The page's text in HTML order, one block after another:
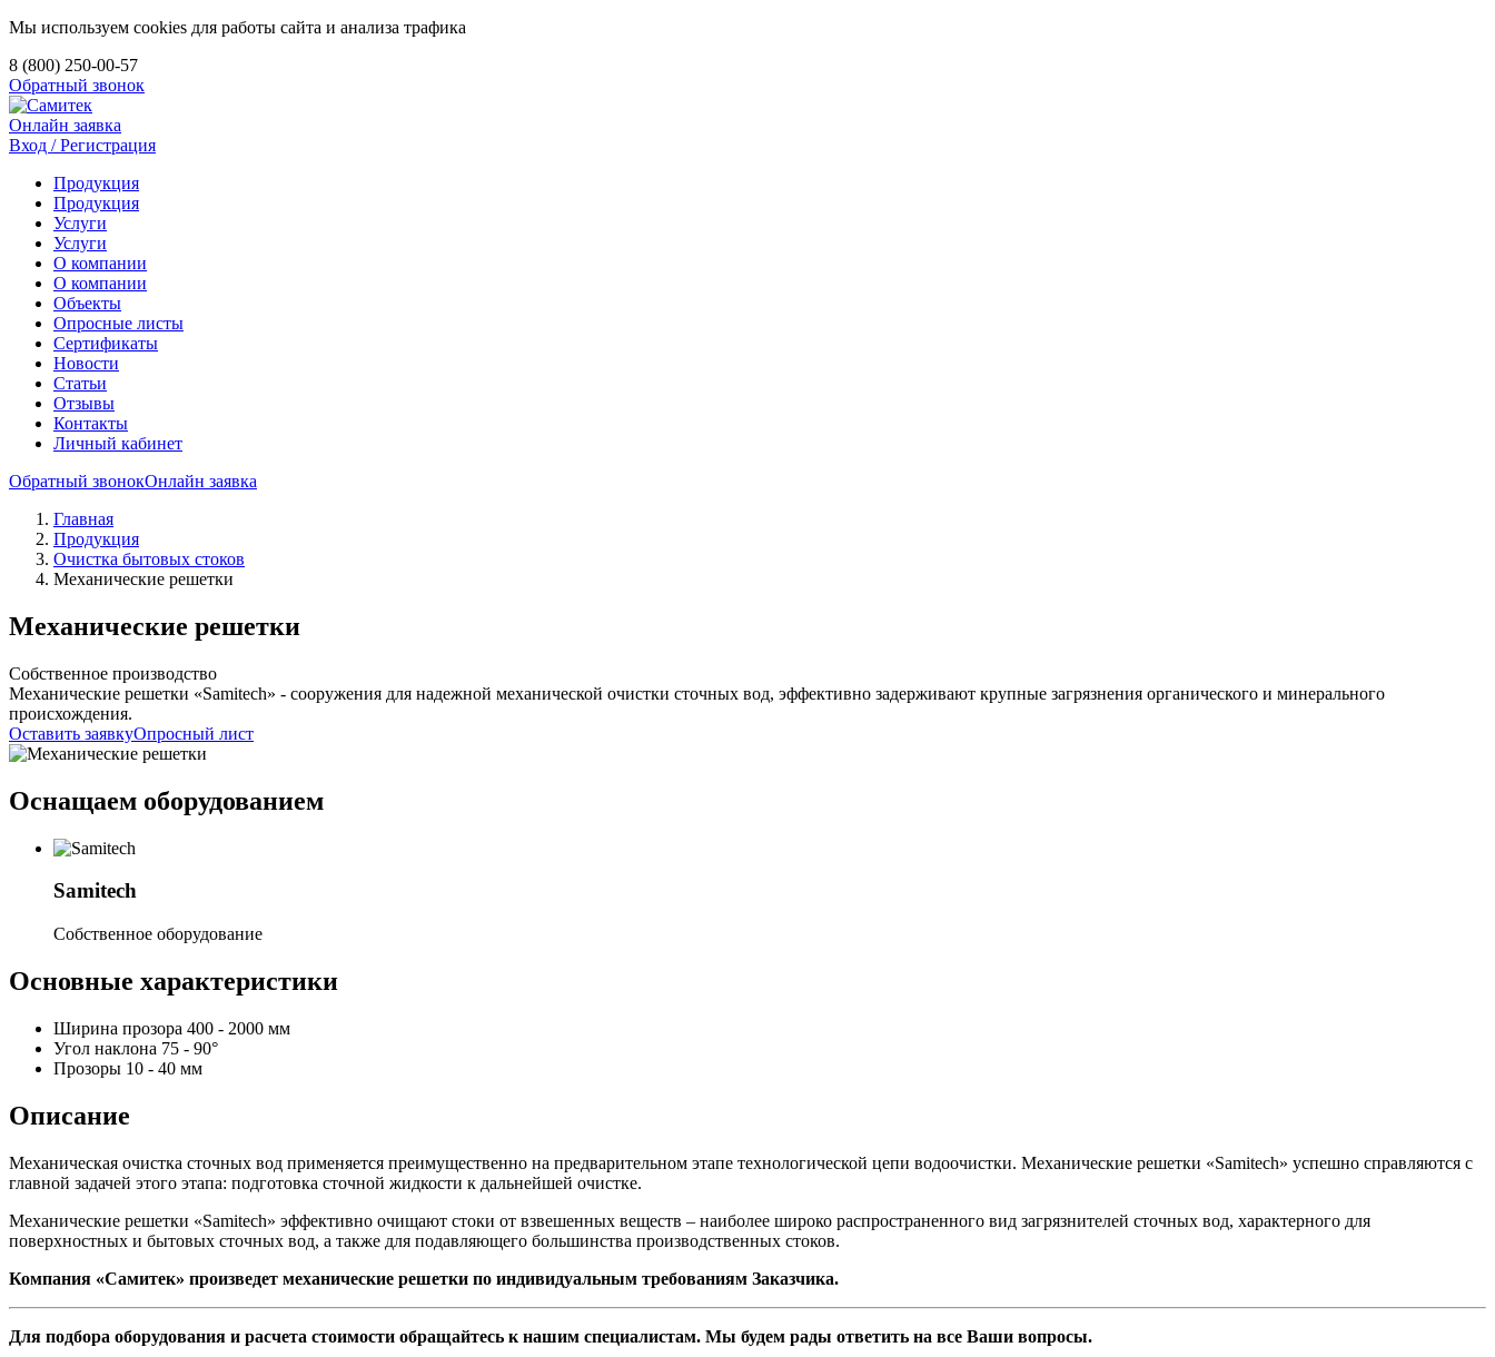
Мы используем cookies для работы сайта и анализа трафика
8 (800) 250-00-57
Обратный звонок
Онлайн заявка
Вход / Регистрация
Продукция
Продукция
Услуги
Услуги
О компании
О компании
Объекты
Опросные листы
Сертификаты
Новости
Статьи
Отзывы
Контакты
Личный кабинет
Обратный звонокОнлайн заявка
Главная
Продукция
Очистка бытовых стоков
Механические решетки
Механические решетки
Собственное производство
Механические решетки «Samitech» - сооружения для надежной механической очистки сточных вод, эффективно задерживают крупные загрязнения органического и минерального
происхождения.
Оставить заявкуОпросный лист
Оснащаем оборудованием
Samitech
Собственное оборудование
Основные характеристики
Ширина прозора 400 - 2000 мм
Угол наклона 75 - 90°
Прозоры 10 - 40 мм
Описание
Механическая очистка сточных вод применяется преимущественно на предварительном этапе технологической цепи водоочистки. Механические решетки «Samitech» успешно справляются с
главной задачей этого этапа: подготовка сточной жидкости к дальнейшей очистке.
Механические решетки «Samitech» эффективно очищают стоки от взвешенных веществ – наиболее широко распространенного вид загрязнителей сточных вод, характерного для
поверхностных и бытовых сточных вод, а также для подавляющего большинства производственных стоков.
Компания «Самитек» произведет механические решетки по индивидуальным требованиям Заказчика.
Для подбора оборудования и расчета стоимости обращайтесь к нашим специалистам. Мы будем рады ответить на все Ваши вопросы.